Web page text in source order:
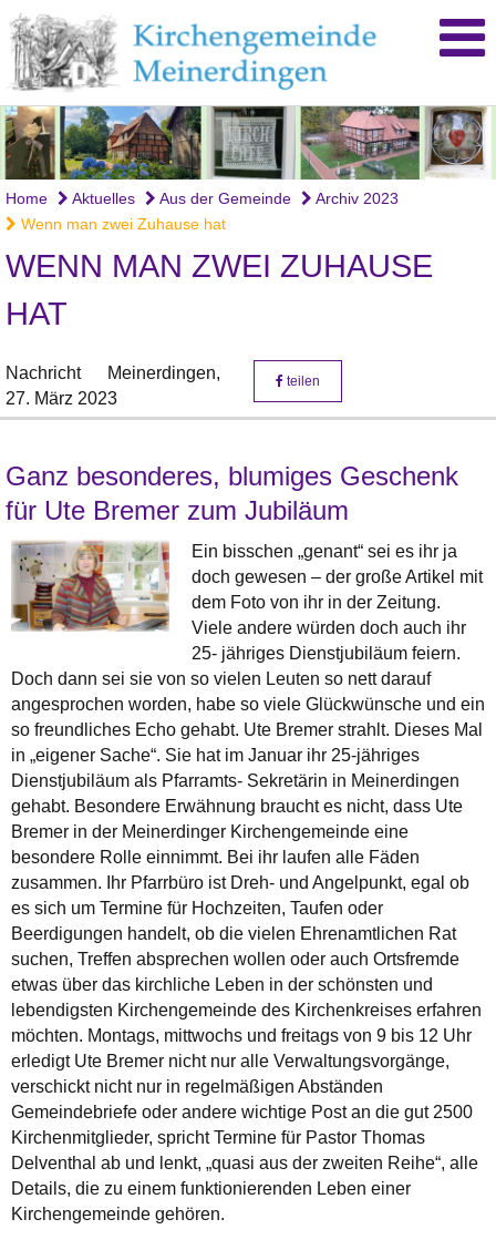
Home Aktuelles Aus der Gemeinde
Archiv 2023
Wenn man zwei Zuhause hat
WENN MAN ZWEI ZUHAUSE
HAT
Nachricht
Meinerdingen,
27. März 2023
teilen
Ganz besonderes, blumiges Geschenk
für Ute Bremer zum Jubiläum
Ein bisschen „genant“ sei es ihr ja
doch gewesen – der große Artikel mit
dem Foto von ihr in der Zeitung.
Viele andere würden doch auch ihr
25- jähriges Dienstjubiläum feiern.
Doch dann sei sie von so vielen Leuten so nett darauf
angesprochen worden, habe so viele Glückwünsche und ein
so freundliches Echo gehabt. Ute Bremer strahlt. Dieses Mal
in „eigener Sache“. Sie hat im Januar ihr 25-jähriges
Dienstjubiläum als Pfarramts- Sekretärin in Meinerdingen
gehabt. Besondere Erwähnung braucht es nicht, dass Ute
Bremer in der Meinerdinger Kirchengemeinde eine
besondere Rolle einnimmt. Bei ihr laufen alle Fäden
zusammen. Ihr Pfarrbüro ist Dreh- und Angelpunkt, egal ob
es sich um Termine für Hochzeiten, Taufen oder
Beerdigungen handelt, ob die vielen Ehrenamtlichen Rat
suchen, Treffen absprechen wollen oder auch Ortsfremde
etwas über das kirchliche Leben in der schönsten und
lebendigsten Kirchengemeinde des Kirchenkreises erfahren
möchten. Montags, mittwochs und freitags von 9 bis 12 Uhr
erledigt Ute Bremer nicht nur alle Verwaltungsvorgänge,
verschickt nicht nur in regelmäßigen Abständen
Gemeindebriefe oder andere wichtige Post an die gut 2500
Kirchenmitglieder, spricht Termine für Pastor Thomas
Delventhal ab und lenkt, „quasi aus der zweiten Reihe“, alle
Details, die zu einem funktionierenden Leben einer
Kirchengemeinde gehören.